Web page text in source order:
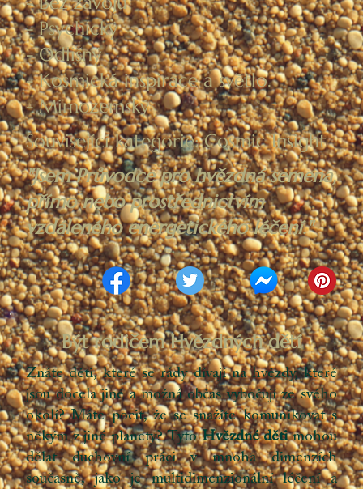
Být rodičem Hvězdných dětí
Znáte děti, které se rády dívají na hvězdy, které
jsou docela jiné a možná občas vybočují ze svého
okolí? Máte pocit, že se snažíte komunikovat s
někým z jiné planety? TytoHvězdné dětimohou
dělat duchovní práci v mnoha dimenzích
současně, jako je multidimenzionální léčení a
- Psychický
- Odlišný
- Kosmická inspirace a světlo.
- Mimozemský
Související kategorie: Cosmic Insight
"Jsem Průvodce pro hvězdná semena,
přímo nebo prostřednictvím
vzdáleného energetického léčení."